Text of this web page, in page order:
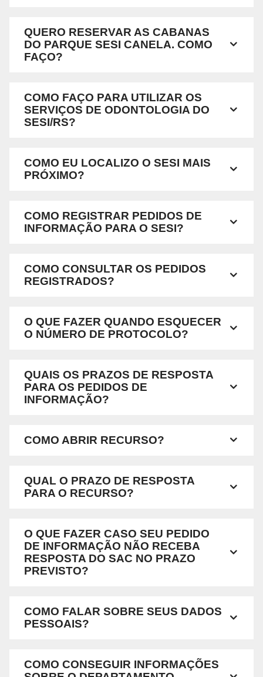
QUERO RESERVAR AS CABANAS
DO PARQUE SESI CANELA. COMO
FAÇO?
COMO FAÇO PARA UTILIZAR OS
SERVIÇOS DE ODONTOLOGIA DO
SESI/RS?
COMO EU LOCALIZO O SESI MAIS
PRÓXIMO?
COMO REGISTRAR PEDIDOS DE
INFORMAÇÃO PARA O SESI?
COMO CONSULTAR OS PEDIDOS
REGISTRADOS?
O QUE FAZER QUANDO ESQUECER
O NÚMERO DE PROTOCOLO?
QUAIS OS PRAZOS DE RESPOSTA
PARA OS PEDIDOS DE
INFORMAÇÃO?
COMO ABRIR RECURSO?
QUAL O PRAZO DE RESPOSTA
PARA O RECURSO?
O QUE FAZER CASO SEU PEDIDO
DE INFORMAÇÃO NÃO RECEBA
RESPOSTA DO SAC NO PRAZO
PREVISTO?
COMO FALAR SOBRE SEUS DADOS
PESSOAIS?
COMO CONSEGUIR INFORMAÇÕES